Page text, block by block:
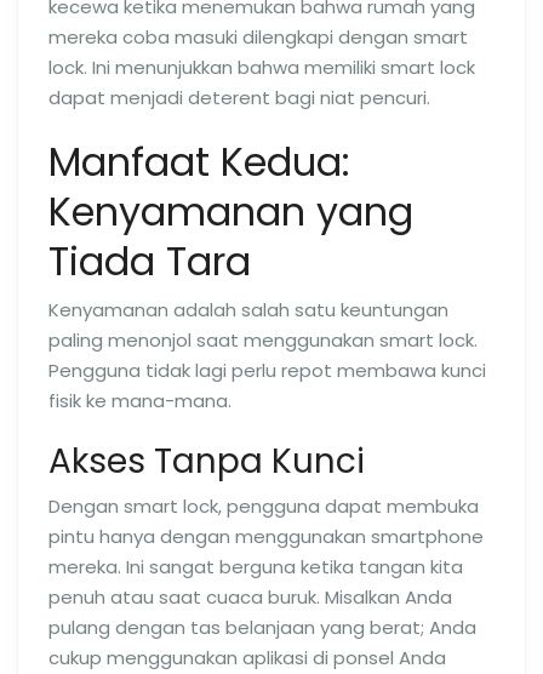
kecewa ketika menemukan bahwa rumah yang
mereka coba masuki dilengkapi dengan smart
lock. Ini menunjukkan bahwa memiliki smart lock
dapat menjadi deterent bagi niat pencuri.
Manfaat Kedua:
Kenyamanan yang
Tiada Tara
Kenyamanan adalah salah satu keuntungan
paling menonjol saat menggunakan smart lock.
Pengguna tidak lagi perlu repot membawa kunci
fisik ke mana-mana.
Akses Tanpa Kunci
Dengan smart lock, pengguna dapat membuka
pintu hanya dengan menggunakan smartphone
mereka. Ini sangat berguna ketika tangan kita
penuh atau saat cuaca buruk. Misalkan Anda
pulang dengan tas belanjaan yang berat; Anda
cukup menggunakan aplikasi di ponsel Anda